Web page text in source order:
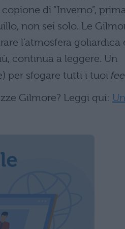
di “Inverno”,
non sei solo. Le
l’atmosfera goliardica
continua a leggere. Un
per sfogare tutti i tuoi
Gilmore? Leggi qui: